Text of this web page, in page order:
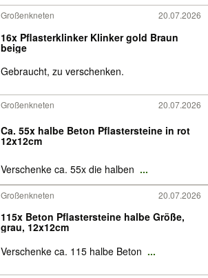
Großenkneten 20.07.2026
16x Pflasterklinker Klinker gold Braun
beige
Gebraucht, zu verschenken.
Großenkneten 20.07.2026
Ca. 55x halbe Beton Pflastersteine in rot
12x12cm
Verschenke ca. 55x die halben ...
Großenkneten 20.07.2026
115x Beton Pflastersteine halbe Größe,
grau, 12x12cm
Verschenke ca. 115 halbe Beton ...